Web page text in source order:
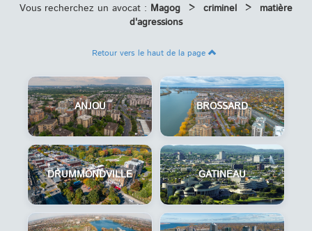
Vous recherchez un avocat : Magog > criminel >
matière
d'agressions
Retour vers le haut de la page
ANJOU BROSSARD
DRUMMONDVILLE GATINEAU